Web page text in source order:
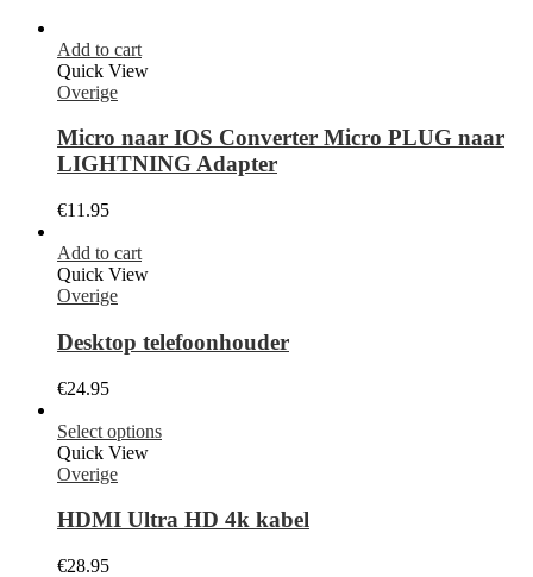
Add to cart
Quick View
Overige
Micro naar IOS Converter Micro PLUG naar
LIGHTNING Adapter
€11.95
Add to cart
Quick View
Overige
Desktop telefoonhouder
€24.95
Select options
Quick View
Overige
HDMI Ultra HD 4k kabel
€28.95